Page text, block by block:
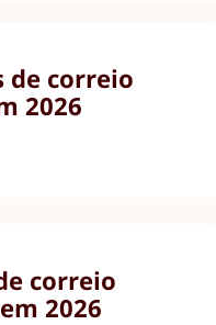
de correio
2026
correio
2026